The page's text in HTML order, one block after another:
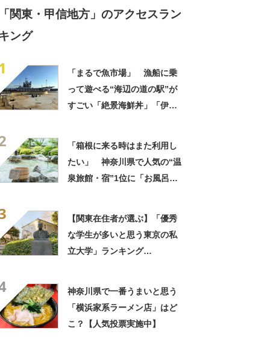
「関東・甲信地方」のアクセスラン
ング
「まるで魚市場」 漁船に乗
って遊べる“海辺の道の駅”が
すごい「絶景海鮮丼」「伊勢
「箱根に来る時はまた利用し
たい」 神奈川県で人気の“温
泉旅館・宿”1位に「お風呂が
【関東在住者が選ぶ】「優秀
な学生が多いと思う東京の私
立大学」ランキング
神奈川県で一番うまいと思う
「横浜家系ラーメン店」はど
こ？【人気投票実施中】